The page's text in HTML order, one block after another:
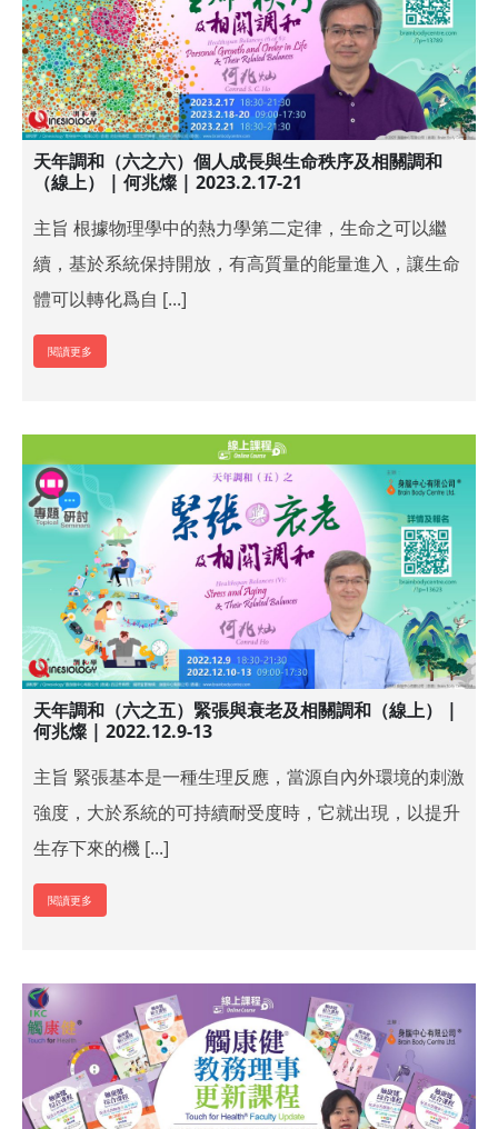
天年調和（六之六）個人成長與生命秩序及相關調和
（線上） | 何兆燦 | 2023.2.17-21
主旨 根據物理學中的熱力學第二定律，生命之可以繼
續，基於系統保持開放，有高質量的能量進入，讓生命
體可以轉化爲自 [...]
閱讀更多
天年調和（六之五）緊張與衰老及相關調和（線上） |
何兆燦 | 2022.12.9-13
主旨 緊張基本是一種生理反應，當源自內外環境的刺激
強度，大於系統的可持續耐受度時，它就出現，以提升
生存下來的機 [...]
閱讀更多